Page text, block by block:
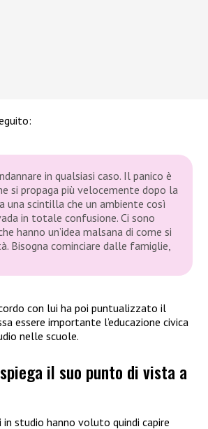
in qualsiasi caso. Il panico è
si propaga più velocemente dopo la
una scintilla che un ambiente così
in totale confusione. Ci sono
hanno un’idea malsana di come si
Bisogna cominciare dalle famiglie,
con lui ha poi puntualizzato il
essere importante l’educazione civica
nelle scuole.
il suo punto di vista a
studio hanno voluto quindi capire